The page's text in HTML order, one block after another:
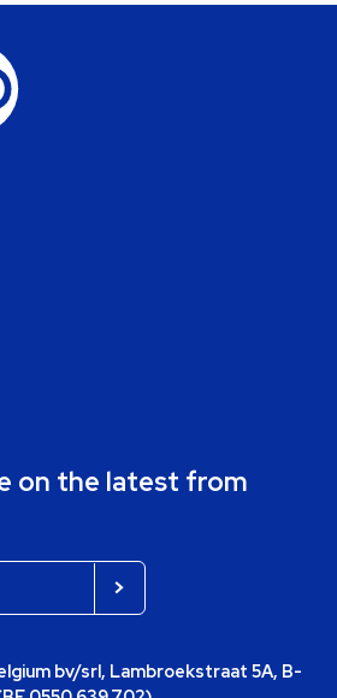
on the latest from
bv/srl, Lambroekstraat 5A, B-